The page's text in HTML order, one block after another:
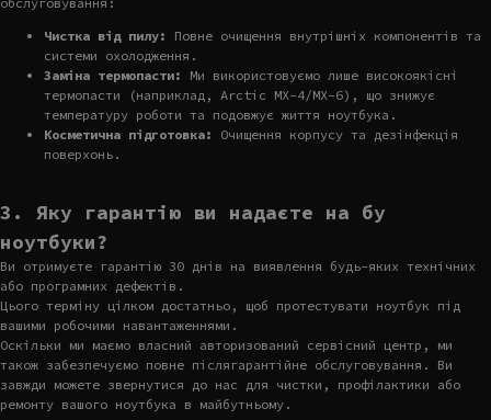
Чистка від пилу:
Повне очищення внутрішніх компонентів та
системи охолодження.
Заміна термопасти:
Ми використовуємо лише високоякісні
термопасти (наприклад, Arctic MX-4/MX-6), що знижує
температуру роботи та подовжує життя ноутбука.
Косметична підготовка:
Очищення корпусу та дезінфекція
поверхонь.
3. Яку гарантію ви надаєте на бу
ноутбуки?
Ви отримуєте гарантію 30 днів на виявлення будь-яких технічних
або програмних дефектів.
Цього терміну цілком достатньо, щоб протестувати ноутбук під
вашими робочими навантаженнями.
Оскільки ми маємо власний авторизований сервісний центр, ми
також забезпечуємо повне післягарантійне обслуговування. Ви
завжди можете звернутися до нас для чистки, профілактики або
ремонту вашого ноутбука в майбутньому.